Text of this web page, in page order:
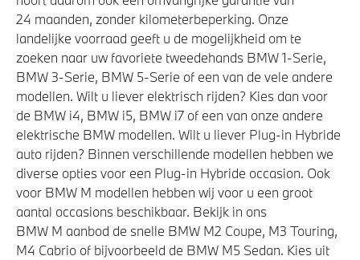
24 maanden, zonder kilometerbeperking. Onze
landelijke voorraad geeft u de mogelijkheid om te
zoeken naar uw favoriete tweedehands BMW 1-Serie,
BMW 3-Serie, BMW 5-Serie of een van de vele andere
modellen. Wilt u liever elektrisch rijden? Kies dan voor
de BMW i4, BMW i5, BMW i7 of een van onze andere
elektrische BMW modellen. Wilt u liever Plug-in Hybride
auto rijden? Binnen verschillende modellen hebben we
diverse opties voor een Plug-in Hybride occasion. Ook
voor BMW M modellen hebben wij voor u een groot
aantal occasions beschikbaar. Bekijk in ons
BMW M aanbod de snelle BMW M2 Coupe, M3 Touring,
M4 Cabrio of bijvoorbeeld de BMW M5 Sedan. Kies uit